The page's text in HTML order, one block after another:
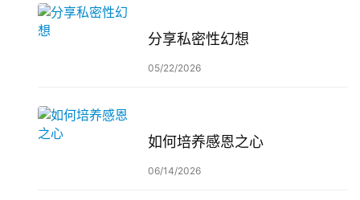
分享私密性幻想
05/22/2026
如何培养感恩之心
06/14/2026